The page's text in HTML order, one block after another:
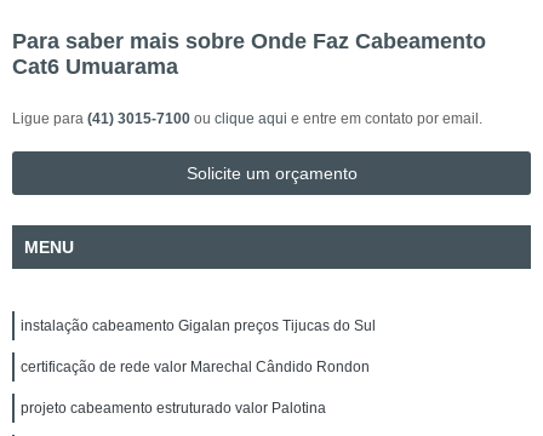
Para saber mais sobre Onde Faz Cabeamento
Cat6 Umuarama
Ligue para (41) 3015-7100 ou clique aqui e entre em contato por email.
Solicite um orçamento
MENU
instalação cabeamento Gigalan preços Tijucas do Sul
certificação de rede valor Marechal Cândido Rondon
projeto cabeamento estruturado valor Palotina